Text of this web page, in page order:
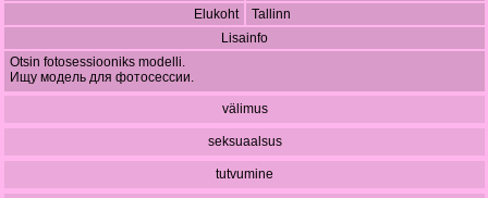
Elukoht
Tallinn
Lisainfo
Otsin fotosessiooniks modelli.
Ищу модель для фотосессии.
välimus
seksuaalsus
tutvumine